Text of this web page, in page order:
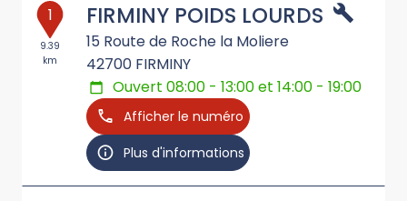
1
9.39
km
FIRMINY POIDS LOURDS
15 Route de Roche la Moliere
42700 FIRMINY
Ouvert 08:00 - 13:00 et 14:00 - 19:00
Afficher le numéro
Plus d'informations